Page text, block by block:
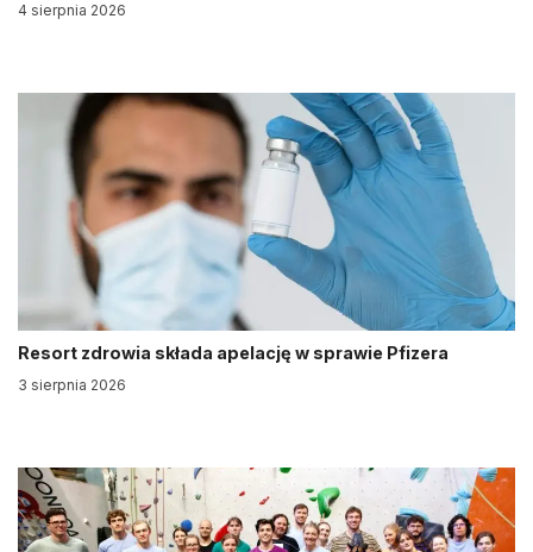
4 sierpnia 2026
Resort zdrowia składa apelację w sprawie Pfizera
3 sierpnia 2026